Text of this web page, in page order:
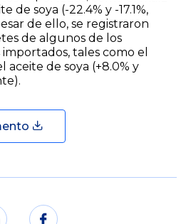
de soya (-22.4% y -17.1%,
de ello, se registraron
de algunos de los
tales como el
aceite de soya (+8.0% y